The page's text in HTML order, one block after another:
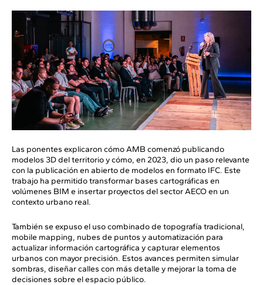
Las ponentes explicaron cómo AMB comenzó publicando
modelos 3D del territorio y cómo, en 2023, dio un paso relevante
con la publicación en abierto de modelos en formato IFC. Este
trabajo ha permitido transformar bases cartográficas en
volúmenes BIM e insertar proyectos del sector AECO en un
contexto urbano real.
También se expuso el uso combinado de topografía tradicional,
mobile mapping, nubes de puntos y automatización para
actualizar información cartográfica y capturar elementos
urbanos con mayor precisión. Estos avances permiten simular
sombras, diseñar calles con más detalle y mejorar la toma de
decisiones sobre el espacio público.